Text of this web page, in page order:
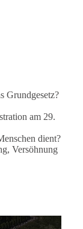
Sicherheit.
einer
ein
und dazu
den Austritt
Grundgesetz?
am 29.
dient?
Versöhnung